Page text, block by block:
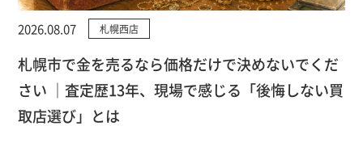
2026.08.07 札幌西店
札幌市で金を売るなら価格だけで決めないでくだ
さい ｜査定歴13年、現場で感じる「後悔しない買
取店選び」とは